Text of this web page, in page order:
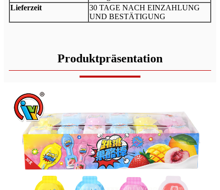
Lieferzeit
30 TAGE NACH EINZAHLUNG
UND BESTÄTIGUNG
Produktpräsentation